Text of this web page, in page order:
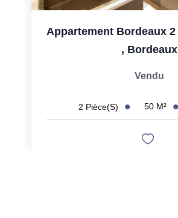
, Bordeaux
Vendu
2 Pièce(s) 50 M²